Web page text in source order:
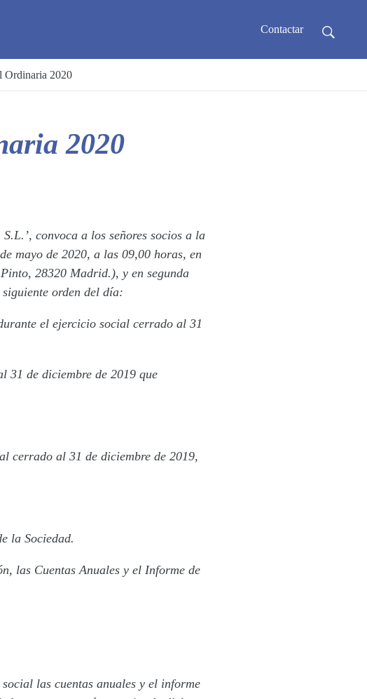
Contactar
Ordinaria 2020
2020
convoca a los señores socios a la
mayo de 2020, a las 09,00 horas, en
28320 Madrid.), y en segunda
orden del día:
el ejercicio social cerrado al 31
31 de diciembre de 2019 que
cerrado al 31 de diciembre de 2019,
la Sociedad.
las Cuentas Anuales y el Informe de
las cuentas anuales y el informe